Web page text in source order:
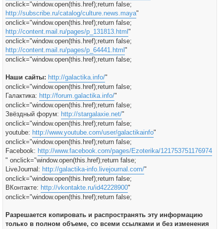
onclick="window.open(this.href);return false;
http://subscribe.ru/catalog/culture.news.maya"
onclick="window.open(this.href);return false;
http://content.mail.ru/pages/p_131813.html "
onclick="window.open(this.href);return false;
http://content.mail.ru/pages/p_64441.html "
onclick="window.open(this.href);return false;
Наши сайты: http://galactika.info/"
onclick="window.open(this.href);return false;
Галактика: http://forum.galactika.info/"
onclick="window.open(this.href);return false;
Звёздный форум: http://stargalaxie.net/"
onclick="window.open(this.href);return false;
youtube: http://www.youtube.com/user/galactikainfo"
onclick="window.open(this.href);return false;
Facebook: http://www.facebook.com/pages/Ezoterika/121753751176974
" onclick="window.open(this.href);return false;
LiveJournal: http://galactika-info.livejournal.com/"
onclick="window.open(this.href);return false;
ВКонтакте: http://vkontakte.ru/id42228900"
onclick="window.open(this.href);return false;
Разрешается копировать и распространять эту информацию
только в полном объеме, со всеми ссылками и без изменения